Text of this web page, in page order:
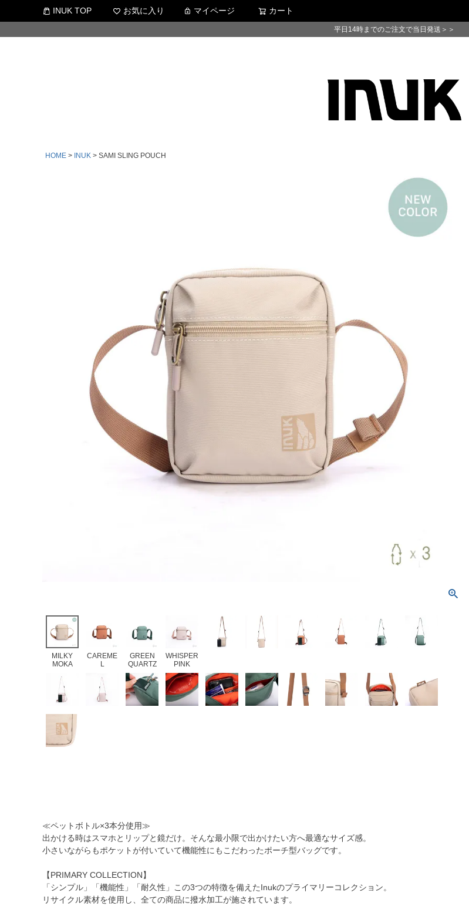
INUK TOP お気に入り マイページ カート
平日14時までのご注文で当日発送＞＞
HOME INUK SAMI SLING POUCH
MILKY
MOKA
CAREME
L
GREEN
QUARTZ
WHISPER
PINK
≪ペットボトル×3本分使用≫
出かける時はスマホとリップと鏡だけ。そんな最小限で出かけたい方へ最適なサイズ感。
小さいながらもポケットが付いていて機能性にもこだわったポーチ型バッグです。
【PRIMARY COLLECTION】
「シンプル」「機能性」「耐久性」この3つの特徴を備えたInukのプライマリーコレクション。
リサイクル素材を使用し、全ての商品に撥水加工が施されています。